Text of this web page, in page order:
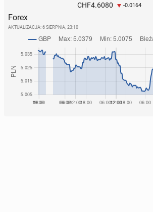
CHF4.6080 -0.0164
Forex
AKTUALIZACJA: 6 SIERPNIA, 23:10